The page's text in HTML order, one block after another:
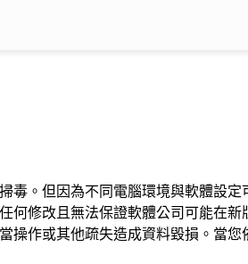
。但因為不同電腦環境與軟體設
修改且無法保證軟體公司可能在
作或其他疏失造成資料毀損。當